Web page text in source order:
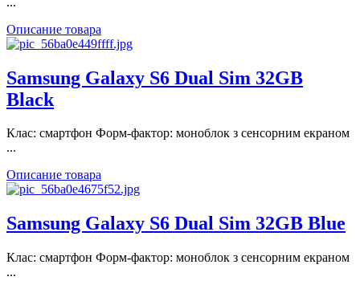
Описание товара
Samsung Galaxy S6 Dual Sim 32GB
Black
Клас: смартфон Форм-фактор: моноблок з сенсорним екраном
...
Описание товара
Samsung Galaxy S6 Dual Sim 32GB Blue
Клас: смартфон Форм-фактор: моноблок з сенсорним екраном
...